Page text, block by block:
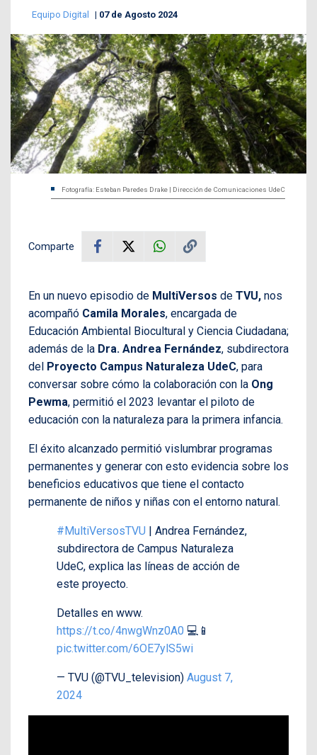
Equipo Digital 07 de Agosto 2024
Fotografía: Esteban Paredes Drake | Dirección de Comunicaciones UdeC
Comparte
En un nuevo episodio de MultiVersos de TVU, nos
acompañó Camila Morales, encargada de
Educación Ambiental Biocultural y Ciencia Ciudadana;
además de la Dra. Andrea Fernández, subdirectora
del Proyecto Campus Naturaleza UdeC, para
conversar sobre cómo la colaboración con la Ong
Pewma, permitió el 2023 levantar el piloto de
educación con la naturaleza para la primera infancia.
El éxito alcanzado permitió vislumbrar programas
permanentes y generar con esto evidencia sobre los
beneficios educativos que tiene el contacto
permanente de niños y niñas con el entorno natural.
#MultiVersosTVU | Andrea Fernández,
subdirectora de Campus Naturaleza
UdeC, explica las líneas de acción de
este proyecto.
Detalles en www.
https://t.co/4nwgWnz0A0 💻📱
pic.twitter.com/6OE7ylS5wi
— TVU (@TVU_television) August 7,
2024